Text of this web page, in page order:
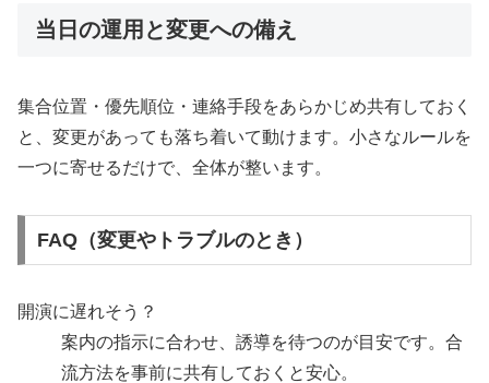
当日の運用と変更への備え
集合位置・優先順位・連絡手段をあらかじめ共有しておく
と、変更があっても落ち着いて動けます。小さなルールを
一つに寄せるだけで、全体が整います。
FAQ（変更やトラブルのとき）
開演に遅れそう？
案内の指示に合わせ、誘導を待つのが目安です。合
流方法を事前に共有しておくと安心。